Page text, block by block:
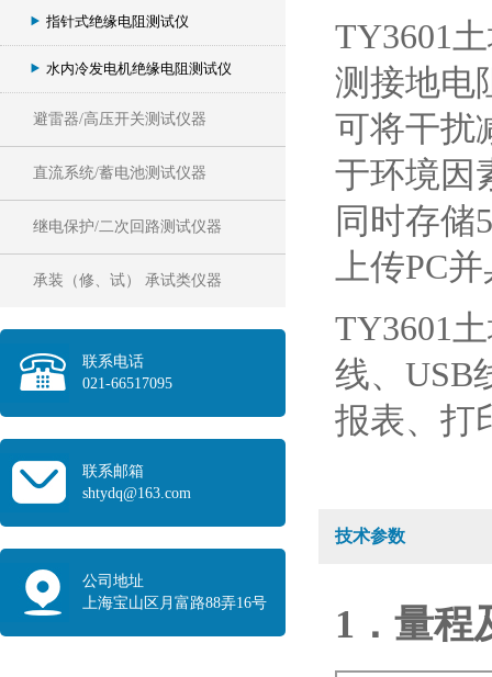
指针式绝缘电阻测试仪
水内冷发电机绝缘电阻测试仪
避雷器/高压开关测试仪器
直流系统/蓄电池测试仪器
继电保护/二次回路测试仪器
承装（修、试） 承试类仪器
联系电话
021-66517095
联系邮箱
shtydq@163.com
公司地址
上海宝山区月富路88弄16号
TY3601
测接地电
可将干扰
于环境因
同时存储
上传PC
TY3601
线、USB
报表、打
技术参数
1．量程